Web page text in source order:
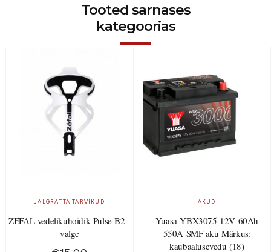
Tooted sarnases
kategoorias
JALGRATTA TARVIKUD
ZEFAL vedelikuhoidik Pulse B2 -
valge
AKUD
Yuasa YBX3075 12V 60Ah
550A SMF aku Märkus:
kaubaalusevedu (18)